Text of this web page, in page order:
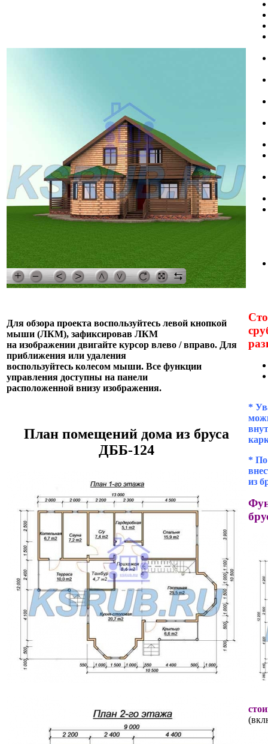
Для обзора проекта воспользуйтесь левой кнопкой
мыши (ЛКМ), зафиксировав ЛКМ
на изображении двигайте курсор влево / вправо. Для
приближения или удаления
воспользуйтесь колесом мыши. Все функции
управления доступны на панели
расположенной внизу изображения.
План помещений дома из бруса
ДББ-124
*
*
из